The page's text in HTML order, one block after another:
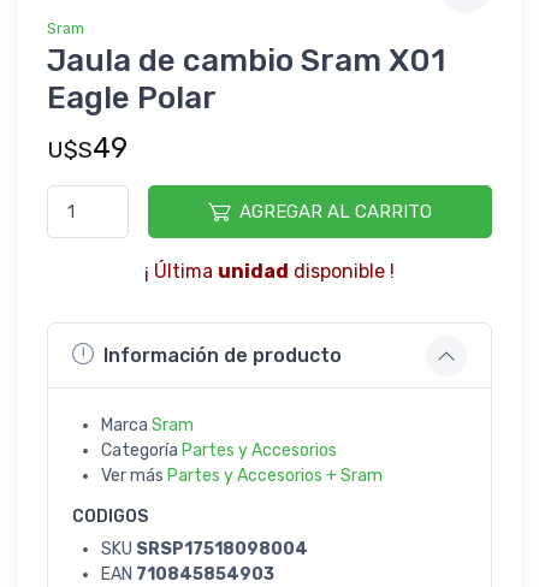
Sram
Jaula de cambio Sram X01
Eagle Polar
U$S49
AGREGAR AL CARRITO
¡ Última unidad disponible !
Información de producto
Marca Sram
Categoría Partes y Accesorios
Ver más Partes y Accesorios + Sram
CODIGOS
SKU SRSP17518098004
EAN 710845854903